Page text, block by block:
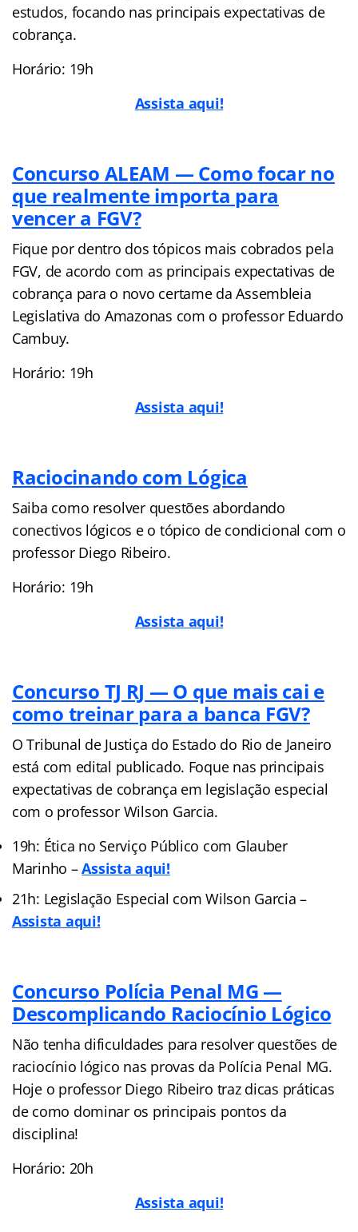
estudos, focando nas principais expectativas de
cobrança.
Horário: 19h
Assista aqui!
Concurso ALEAM — Como focar no
que realmente importa para
vencer a FGV?
Fique por dentro dos tópicos mais cobrados pela
FGV, de acordo com as principais expectativas de
cobrança para o novo certame da Assembleia
Legislativa do Amazonas com o professor Eduardo
Cambuy.
Horário: 19h
Assista aqui!
Raciocinando com Lógica
Saiba como resolver questões abordando
conectivos lógicos e o tópico de condicional com o
professor Diego Ribeiro.
Horário: 19h
Assista aqui!
Concurso TJ RJ — O que mais cai e
como treinar para a banca FGV?
O Tribunal de Justiça do Estado do Rio de Janeiro
está com edital publicado. Foque nas principais
expectativas de cobrança em legislação especial
com o professor Wilson Garcia.
19h: Ética no Serviço Público com Glauber
Marinho –Assista aqui!
21h: Legislação Especial com Wilson Garcia –
Assista aqui!
Concurso Polícia Penal MG —
Descomplicando Raciocínio Lógico
Não tenha dificuldades para resolver questões de
raciocínio lógico nas provas da Polícia Penal MG.
Hoje o professor Diego Ribeiro traz dicas práticas
de como dominar os principais pontos da
disciplina!
Horário: 20h
Assista aqui!